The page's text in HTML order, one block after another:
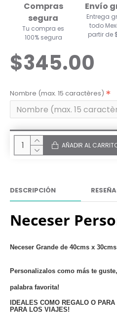
Compras
segura
Tu compra es
100% segura
Envío
Entrega
todo
partir de
$345.00
Nombre (max. 15 caractères)
AÑADIR AL
DESCRIPCIÓN
Neceser
Neceser Grande de 40cms x
Personalizalos como más te
palabra favorita!
IDEALES COMO REGALO O
PARA LOS VIAJES!